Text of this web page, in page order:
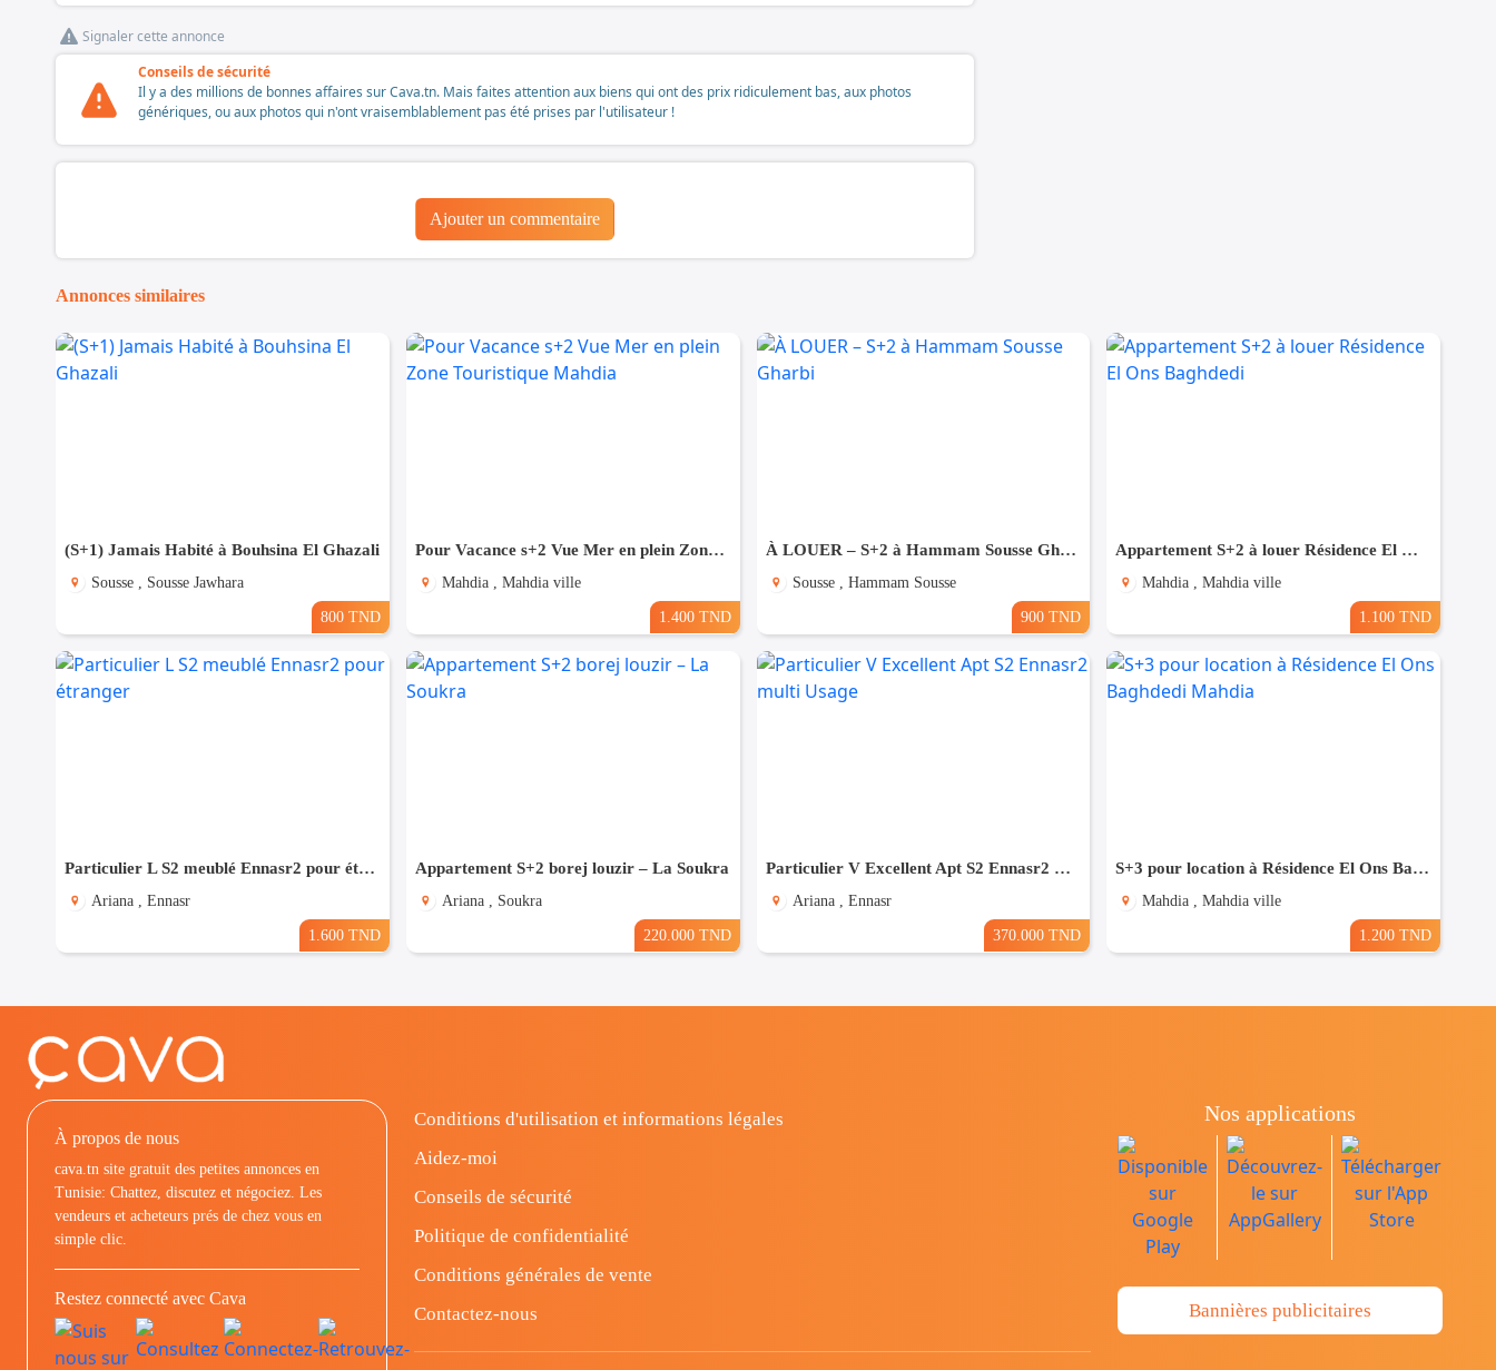
Signaler cette annonce
Conseils de sécurité
Il y a des millions de bonnes affaires sur Cava.tn. Mais faites attention aux biens qui ont des prix ridiculement bas, aux photos
génériques, ou aux photos qui n'ont vraisemblablement pas été prises par l'utilisateur !
Ajouter un commentaire
Annonces similaires
(S+1) Jamais Habité à Bouhsina El Ghazali
Sousse , Sousse Jawhara
800 TND
Pour Vacance s+2 Vue Mer en plein Zone Touristique Mahdia
Mahdia , Mahdia ville
1.400 TND
À LOUER – S+2 à Hammam Sousse Gharbi
Sousse , Hammam Sousse
900 TND
Appartement S+2 à louer Résidence El Ons Baghdedi
Mahdia , Mahdia ville
1.100 TND
Particulier L S2 meublé Ennasr2 pour étranger
Ariana , Ennasr
1.600 TND
Appartement S+2 borej louzir – La Soukra
Ariana , Soukra
220.000 TND
Particulier V Excellent Apt S2 Ennasr2 multi Usage
Ariana , Ennasr
370.000 TND
S+3 pour location à Résidence El Ons Baghdedi Mahdia
Mahdia , Mahdia ville
1.200 TND
À propos de nous
cava.tn site gratuit des petites annonces en
Tunisie: Chattez, discutez et négociez. Les
vendeurs et acheteurs prés de chez vous en
simple clic.
Restez connecté avec Cava
Conditions d'utilisation et informations légales
Aidez-moi
Conseils de sécurité
Politique de confidentialité
Conditions générales de vente
Contactez-nous
Nos applications
Bannières publicitaires